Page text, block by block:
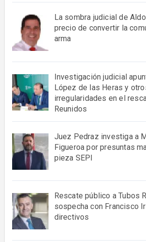
La sombra judicial de
precio de convertir la
arma
Investigación judicial
López de las Heras y
irregularidades en el
Reunidos
Juez Pedraz investiga a
Figueroa por presuntas
pieza SEPI
Rescate público a Tubos
sospecha con Francisco
directivos